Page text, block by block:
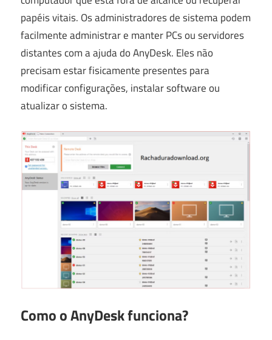
papéis vitais. Os administradores de sistema podem
facilmente administrar e manter PCs ou servidores
distantes com a ajuda do AnyDesk. Eles não
precisam estar fisicamente presentes para
modificar configurações, instalar software ou
atualizar o sistema.
Como o AnyDesk funciona?